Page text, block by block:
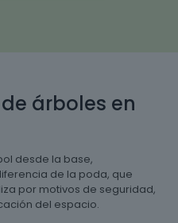
árboles en
desde la base,
de la poda, que
por motivos de seguridad,
del espacio.